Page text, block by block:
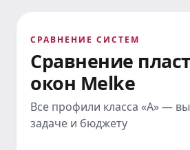
СРАВНЕНИЕ СИСТЕМ
Сравнение
окон Melke
Все профили класса «А» —
задаче и бюджету